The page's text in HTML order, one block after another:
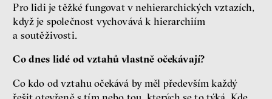
Pro lidi je těžké fungovat v nehierarchických vztazích,
když je společnost vychovává k hierarchiím
a soutěživosti.
Co dnes lidé od vztahů vlastně očekávají?
Co kdo od vztahu očekává by měl především každý